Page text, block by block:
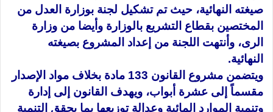
صيغته النهائية، حيث تم تشكيل لجنة بوزارة العدل من
المختصين بقطاع التشريع بالوزارة وأيضا من وزارة
الرى، وأنتهت اللجنة من إعداد المشروع بصيغته
النهائية.
ويتضمن مشروع القانون 133 مادة بخلاف مواد الإصدار
مقسماً إلى عشرة أبواب، ويهدف القانون إلى إدارة
وتنمية الموارد المائية وعدالة توزيعها بما يحقق التنمية